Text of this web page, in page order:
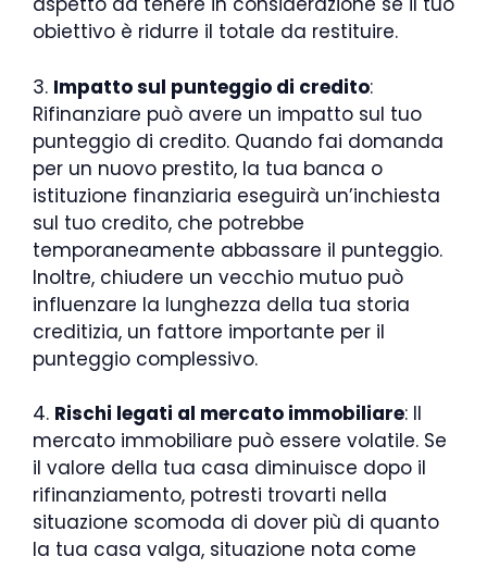
obiettivo è ridurre il totale da restituire.
3. Impatto sul punteggio di credito:
Rifinanziare può avere un impatto sul tuo
punteggio di credito. Quando fai domanda
per un nuovo prestito, la tua banca o
istituzione finanziaria eseguirà un’inchiesta
sul tuo credito, che potrebbe
temporaneamente abbassare il punteggio.
Inoltre, chiudere un vecchio mutuo può
influenzare la lunghezza della tua storia
creditizia, un fattore importante per il
punteggio complessivo.
4. Rischi legati al mercato immobiliare: Il
mercato immobiliare può essere volatile. Se
il valore della tua casa diminuisce dopo il
rifinanziamento, potresti trovarti nella
situazione scomoda di dover più di quanto
la tua casa valga, situazione nota come